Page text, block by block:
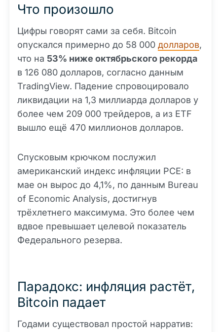
Что произошло
Цифры говорят сами за себя. Bitcoin
опускался примерно до 58 000 долларов,
что на 53% ниже октябрьского рекорда
в 126 080 долларов, согласно данным
TradingView. Падение спровоцировало
ликвидации на 1,3 миллиарда долларов у
более чем 209 000 трейдеров, а из ETF
вышло ещё 470 миллионов долларов.
Спусковым крючком послужил
американский индекс инфляции PCE: в
мае он вырос до 4,1%, по данным Bureau
of Economic Analysis, достигнув
трёхлетнего максимума. Это более чем
вдвое превышает целевой показатель
Федерального резерва.
Парадокс: инфляция растёт,
Bitcoin падает
Годами существовал простой нарратив: